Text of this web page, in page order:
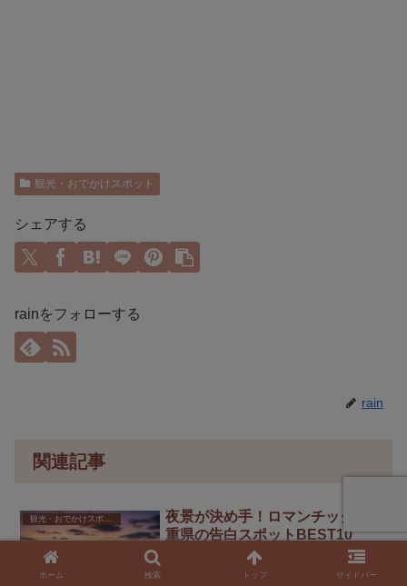
観光・おでかけスポット
シェアする
rainをフォローする
rain
関連記事
夜景が決め手！ロマンチックな三
重県の告白スポットBEST10
【三重県の告白スポット】を徹底解説。
伊勢志摩スカイラインの絶景夜景、なば
ホーム 検索 トップ サイドバー